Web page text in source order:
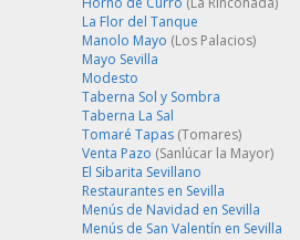
La Flor del Tanque
Manolo Mayo (Los Palacios)
Mayo Sevilla
Modesto
Taberna Sol y Sombra
Taberna La Sal
Tomaré Tapas (Tomares)
Venta Pazo (Sanlúcar la Mayor)
El Sibarita Sevillano
Restaurantes en Sevilla
Menús de Navidad en Sevilla
Menús de San Valentín en Sevilla